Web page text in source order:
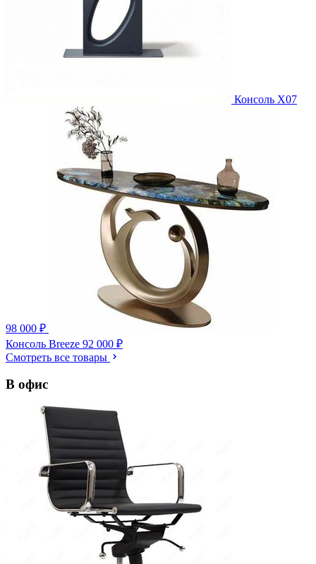
Консоль X07
98 000 ₽
Консоль Breeze 92 000 ₽
Смотреть все товары
В офис